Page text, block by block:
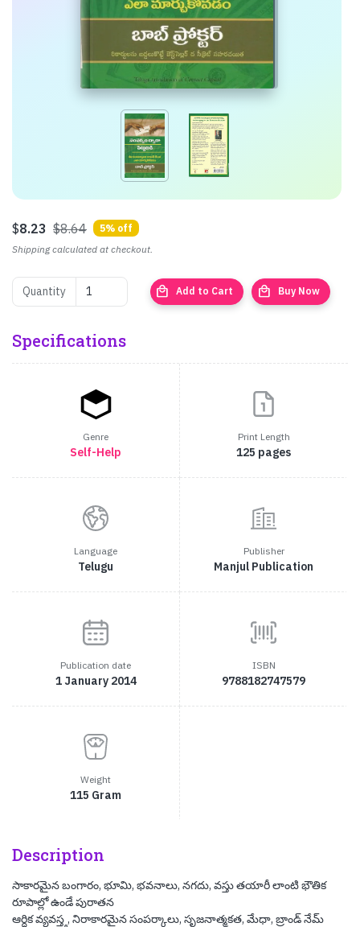
$8.23 $8.64
5% off
Shipping calculated at checkout.
Quantity local_mall Add to Cart local_mall Buy Now
Specifications
Genre
Self-Help
Print Length
125 pages
Language
Telugu
Publisher
Manjul Publication
Publication date
1 January 2014
ISBN
9788182747579
Weight
115 Gram
Description
సాకారమైన బంగారం, భూమి, భవనాలు, నగదు, వస్తు తయారీ లాంటి భౌతిక
రూపాల్లో ఉండే పురాతన
ఆర్ధిక వ్యవస్త్త, నిరాకారమైన సంపర్కాలు, సృజనాత్మకత, మేధా, బ్రాండ్ నేమ్